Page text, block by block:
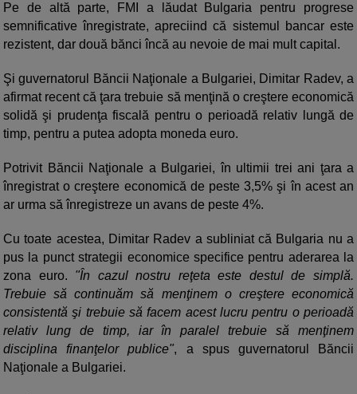
Pe de altă parte, FMI a lăudat Bulgaria pentru progrese
semnificative înregistrate, apreciind că sistemul bancar este
rezistent, dar două bănci încă au nevoie de mai mult capital.
Şi guvernatorul Băncii Naţionale a Bulgariei, Dimitar Radev, a
afirmat recent că ţara trebuie să menţină o creştere economică
solidă şi prudenţa fiscală pentru o perioadă relativ lungă de
timp, pentru a putea adopta moneda euro.
Potrivit Băncii Naţionale a Bulgariei, în ultimii trei ani ţara a
înregistrat o creştere economică de peste 3,5% şi în acest an
ar urma să înregistreze un avans de peste 4%.
Cu toate acestea, Dimitar Radev a subliniat că Bulgaria nu a
pus la punct strategii economice specifice pentru aderarea la
zona euro. "În cazul nostru reţeta este destul de simplă.
Trebuie să continuăm să menţinem o creştere economică
consistentă şi trebuie să facem acest lucru pentru o perioadă
relativ lung de timp, iar în paralel trebuie să menţinem
disciplina finanţelor publice", a spus guvernatorul Băncii
Naţionale a Bulgariei.